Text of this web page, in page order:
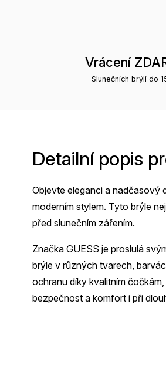
Vrácení
Slunečních brýlí do
Detailní popis
Objevte eleganci a nadčasový
moderním stylem. Tyto brýle
před slunečním zářením.
Značka GUESS je proslulá
brýle v různých tvarech,
ochranu díky kvalitním
bezpečnost a komfort i při